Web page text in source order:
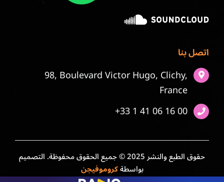
اتصل بنا
98, Boulevard Victor Hugo, Clichy,
France
+33 1 41 06 16 00
حقوق الطبع والنشر 2025 © جميع الحقوق محفوظة. التصميم
بواسطةكروموفيجن